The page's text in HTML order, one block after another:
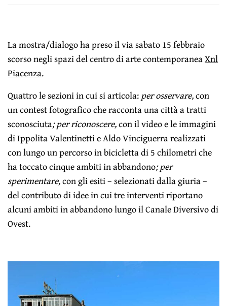
La mostra/dialogo ha preso il via sabato 15 febbraio
scorso negli spazi del centro di arte contemporaneaXnl
Piacenza.
Quattro le sezioni in cui si articola:per osservare,con
un contest fotografico che racconta una città a tratti
sconosciuta; per riconoscere,con il video e le immagini
di Ippolita Valentinetti e Aldo Vinciguerra realizzati
con lungo un percorso in bicicletta di 5 chilometri che
ha toccato cinque ambiti in abbandono; per
sperimentare,con gli esiti – selezionati dalla giuria –
del contributo di idee in cui tre interventi riportano
alcuni ambiti in abbandono lungo il Canale Diversivo di
Ovest.